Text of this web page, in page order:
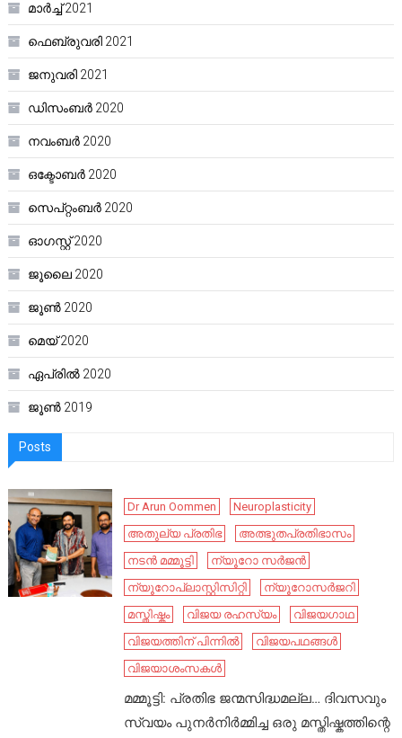
മാർച്ച്‌ 2021
ഫെബ്രുവരി 2021
ജനുവരി 2021
ഡിസംബർ 2020
നവംബർ 2020
ഒക്ടോബർ 2020
സെപ്റ്റംബർ 2020
ഓഗസ്റ്റ്‌ 2020
ജൂലൈ 2020
ജൂൺ 2020
മെയ്‌ 2020
ഏപ്രിൽ 2020
ജൂൺ 2019
Posts
Dr Arun Oommen
Neuroplasticity
അതുല്യ പ്രതിഭ
അത്ഭുതപ്രതിഭാസം
നടൻ മമ്മൂട്ടി
ന്യൂറോ സർജൻ
ന്യൂറോപ്ലാസ്റ്റിസിറ്റി
ന്യൂറോസർജറി
മസ്തിഷ്കം
വിജയ രഹസ്യം
വിജയഗാഥ
വിജയത്തിന് പിന്നിൽ
വിജയപഥങ്ങൾ
വിജയാശംസകൾ
മമ്മൂട്ടി: പ്രതിഭ ജന്മസിദ്ധമല്ല… ദിവസവും
സ്വയം പുനർനിർമ്മിച്ച ഒരു മസ്തിഷ്കത്തിന്റെ